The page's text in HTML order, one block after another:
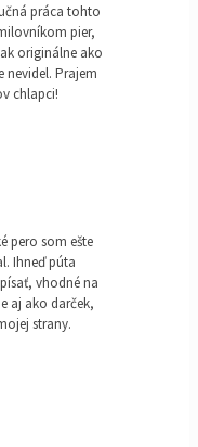
práca tohto
pier,
originálne ako
nevidel. Prajem
chlapci!
pero som ešte
Ihneď púta
vhodné na
aj ako darček,
strany.